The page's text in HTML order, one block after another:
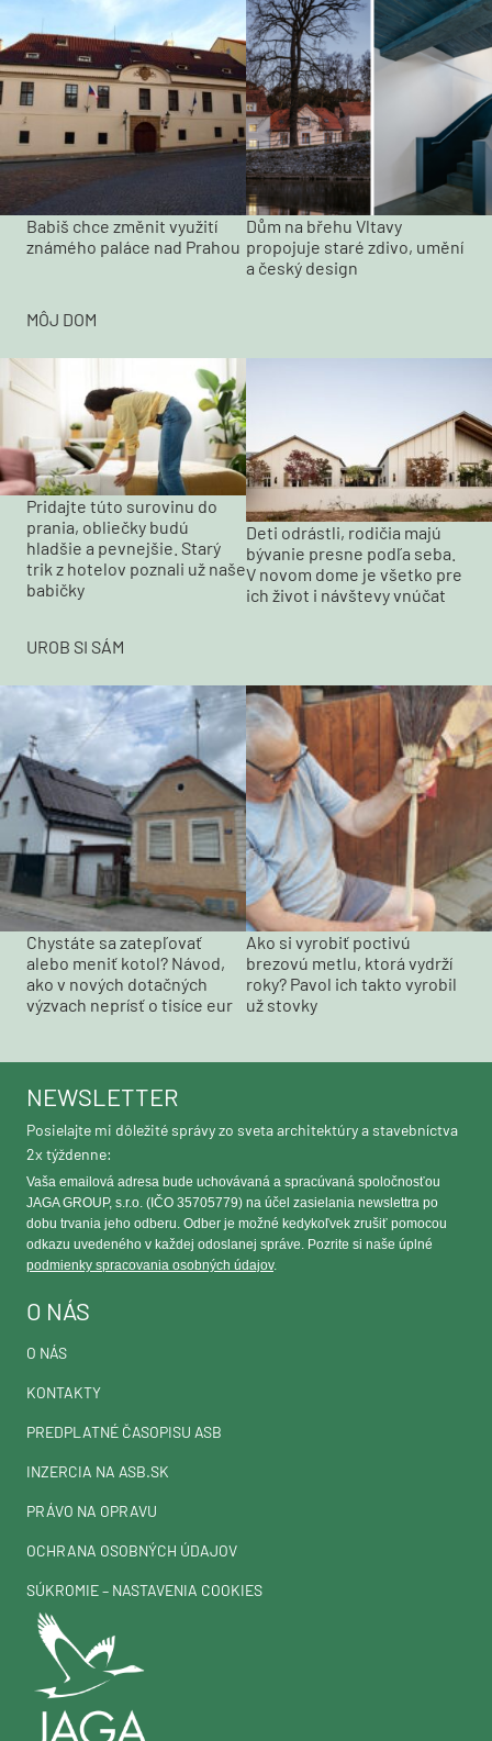
Babiš chce změnit využití
známého paláce nad Prahou
Dům na břehu Vltavy
propojuje staré zdivo, umění
a český design
MÔJ DOM
Pridajte túto surovinu do
prania, obliečky budú
hladšie a pevnejšie. Starý
trik z hotelov poznali už naše
babičky
Deti odrástli, rodičia majú
bývanie presne podľa seba.
V novom dome je všetko pre
ich život i návštevy vnúčat
UROB SI SÁM
Chystáte sa zatepľovať
alebo meniť kotol? Návod,
ako v nových dotačných
výzvach neprísť o tisíce eur
Ako si vyrobiť poctivú
brezovú metlu, ktorá vydrží
roky? Pavol ich takto vyrobil
už stovky
O NÁS
O NÁS
KONTAKTY
PREDPLATNÉ ČASOPISU ASB
INZERCIA NA ASB.SK
PRÁVO NA OPRAVU
OCHRANA OSOBNÝCH ÚDAJOV
SÚKROMIE – NASTAVENIA COOKIES
NEWSLETTER
Posielajte mi dôležité správy zo sveta architektúry a stavebníctva
2x týždenne:
Vaša emailová adresa bude uchovávaná a spracúvaná spoločnosťou
JAGA GROUP, s.r.o. (IČO 35705779) na účel zasielania newslettra po
dobu trvania jeho odberu. Odber je možné kedykoľvek zrušiť pomocou
odkazu uvedeného v každej odoslanej správe. Pozrite si naše úplné
podmienky spracovania osobných údajov.